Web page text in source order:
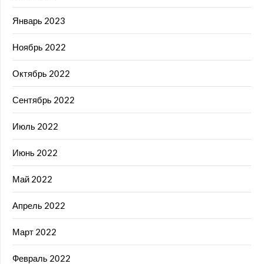
Январь 2023
Ноябрь 2022
Октябрь 2022
Сентябрь 2022
Июль 2022
Июнь 2022
Май 2022
Апрель 2022
Март 2022
Февраль 2022